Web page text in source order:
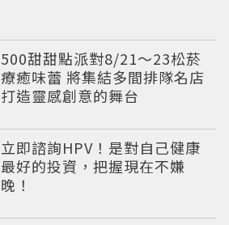
500甜甜點派對8/21～23松菸
療癒味蕾 將集結多間排隊名店
打造靈感創意的舞台
立即諮詢HPV！是對自己健康
最好的投資，把握現在不嫌
晚！